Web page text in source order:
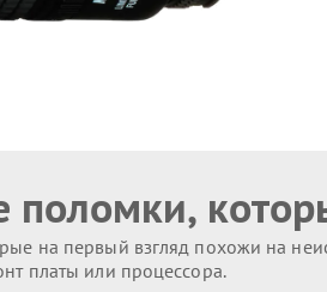
поломки,
на первый взгляд похожи на
платы или процессора.